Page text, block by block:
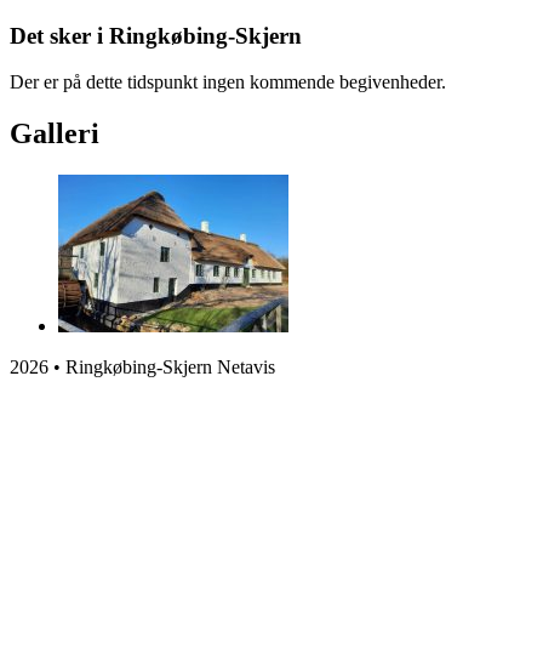
Det sker i Ringkøbing-Skjern
Der er på dette tidspunkt ingen kommende begivenheder.
Galleri
2026 • Ringkøbing-Skjern Netavis